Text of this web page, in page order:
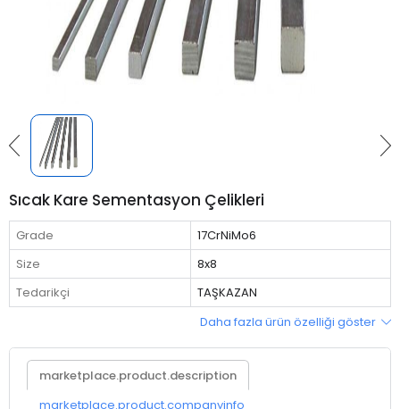
Sıcak Kare Sementasyon Çelikleri
Grade
17CrNiMo6
Size
8x8
Tedarikçi
TAŞKAZAN
Daha fazla ürün özelliği göster
marketplace.product.description
marketplace.product.companyinfo